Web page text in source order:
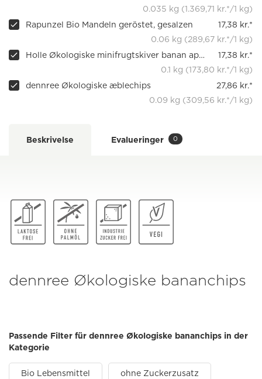
0.035 kg (1.369,71 kr.*/1 kg)
Rapunzel Bio Mandeln geröstet, gesalzen
17,38 kr.*
0.06 kg (289,67 kr.*/1 kg)
Holle Økologiske minifrugtskiver banan appelsin
17,38 kr.*
0.1 kg (173,80 kr.*/1 kg)
dennree Økologiske æblechips
27,86 kr.*
0.09 kg (309,56 kr.*/1 kg)
Beskrivelse Evalueringer 0
dennree Økologiske bananchips
Passende Filter für dennree Økologiske bananchips in der
Kategorie
Bio Lebensmittel ohne Zuckerzusatz